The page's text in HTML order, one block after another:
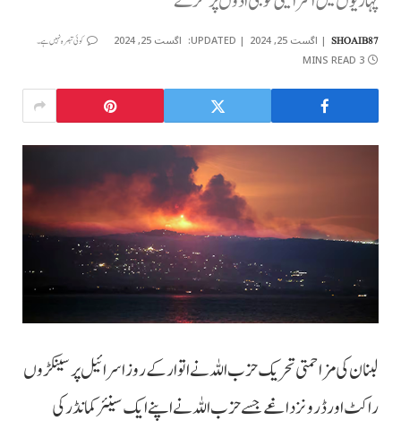
SHOAIB87 اگست 25, 2024 UPDATED: اگست 25, 2024 کوئی تبصرہ نہیں ہے۔
3 MINS READ
لبنان کی مزاحمتی تحریک حزب اللہ نے اتوار کے روز اسرائیل پر سینکڑوں
راکٹ اور ڈرونز داغے جسے حزب اللہ نے اپنے ایک سینئر کمانڈر کی